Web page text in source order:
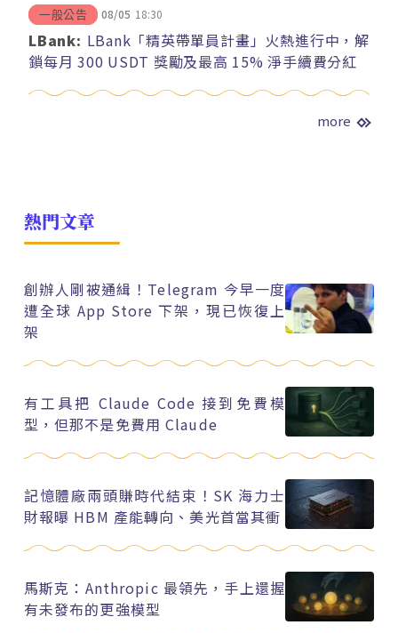
一般公告 08/05 18:30
LBank: LBank「精英帶單員計畫」火熱進行中，解
鎖每月 300 USDT 獎勵及最高 15% 淨手續費分紅
more
熱門文章
創辦人剛被通緝！Telegram 今早一度
遭全球 App Store 下架，現已恢復上
架
有工具把 Claude Code 接到免費模
型，但那不是免費用 Claude
記憶體廠兩頭賺時代結束！SK 海力士
財報曝 HBM 產能轉向、美光首當其衝
馬斯克：Anthropic 最領先，手上還握
有未發布的更強模型